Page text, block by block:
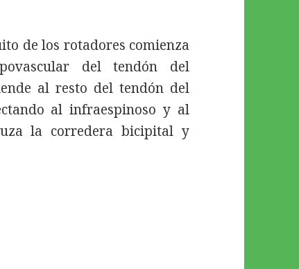
de los rotadores comienza
del tendón del
al resto del tendón del
al infraespinoso y al
la corredera bicipital y